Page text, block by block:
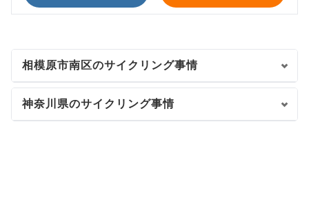
相模原市南区のサイクリング事情
神奈川県のサイクリング事情